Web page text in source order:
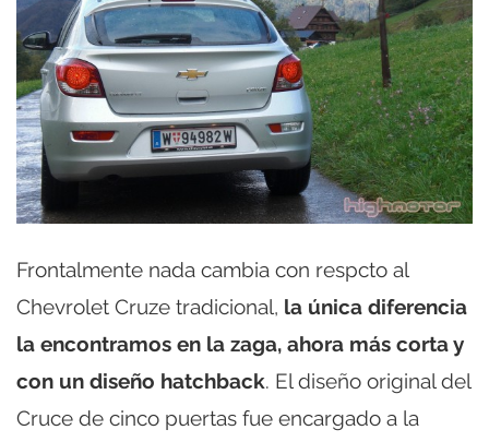
Frontalmente nada cambia con respcto al
Chevrolet Cruze tradicional, la única diferencia
la encontramos en la zaga, ahora más corta y
con un diseño hatchback. El diseño original del
Cruce de cinco puertas fue encargado a la